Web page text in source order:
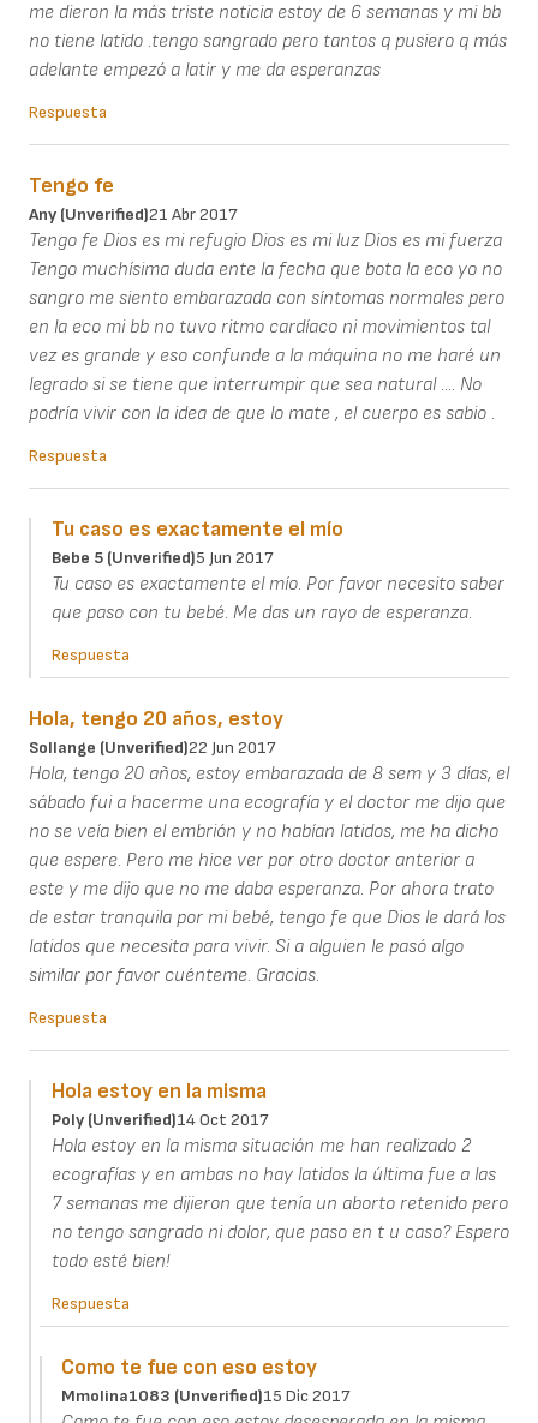
me dieron la más triste noticia estoy de 6 semanas y mi bb
no tiene latido .tengo sangrado pero tantos q pusiero q más
adelante empezó a latir y me da esperanzas
Respuesta
Tengo fe
Any (unverified)21 Abr 2017
Tengo fe Dios es mi refugio Dios es mi luz Dios es mi fuerza
Tengo muchísima duda ente la fecha que bota la eco yo no
sangro me siento embarazada con síntomas normales pero
en la eco mi bb no tuvo ritmo cardíaco ni movimientos tal
vez es grande y eso confunde a la máquina no me haré un
legrado si se tiene que interrumpir que sea natural .... No
podría vivir con la idea de que lo mate , el cuerpo es sabio .
Respuesta
Tu caso es exactamente el mío
Bebe 5 (unverified)5 Jun 2017
Tu caso es exactamente el mío. Por favor necesito saber
que paso con tu bebé. Me das un rayo de esperanza.
Respuesta
Hola, tengo 20 años, estoy
Sollange (unverified)22 Jun 2017
Hola, tengo 20 años, estoy embarazada de 8 sem y 3 días, el
sábado fui a hacerme una ecografía y el doctor me dijo que
no se veía bien el embrión y no habían latidos, me ha dicho
que espere. Pero me hice ver por otro doctor anterior a
este y me dijo que no me daba esperanza. Por ahora trato
de estar tranquila por mi bebé, tengo fe que Dios le dará los
latidos que necesita para vivir. Si a alguien le pasó algo
similar por favor cuénteme. Gracias.
Respuesta
Hola estoy en la misma
Poly (unverified)14 Oct 2017
Hola estoy en la misma situación me han realizado 2
ecografías y en ambas no hay latidos la última fue a las
7 semanas me dijieron que tenía un aborto retenido pero
no tengo sangrado ni dolor, que paso en t u caso? Espero
todo esté bien!
Respuesta
Como te fue con eso estoy
Mmolina1083 (unverified)15 Dic 2017